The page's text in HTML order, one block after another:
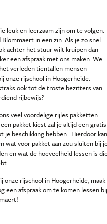
leuk en leerzaam zijn om te volgen.
Blommaert in een zin. Als je zo snel
achter het stuur wilt kruipen dan
een afspraak met ons maken. We
verleden tientallen mensen
onze rijschool in Hoogerheide.
ook tot de troste bezitters van
rijbewijs?
veel voordelige rijles pakketten.
pakket kiest zal je altijd een gratis
je beschikking hebben. Hierdoor kan
wat voor pakket aan zou sluiten bij
en wat de hoeveelheid lessen is
onze rijschool in Hoogerheide, maak
een afspraak om te komen lessen bij